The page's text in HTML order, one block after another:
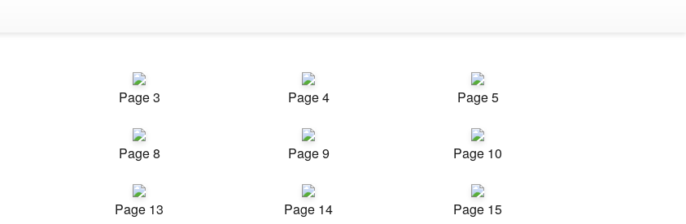
Page 3 Page 4 Page 5
Page 8 Page 9 Page 10
Page 13 Page 14 Page 15